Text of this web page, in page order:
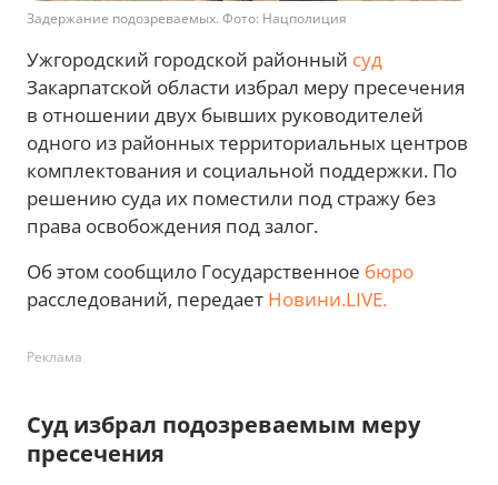
Задержание подозреваемых. Фото: Нацполиция
Ужгородский городской районный суд
Закарпатской области избрал меру пресечения
в отношении двух бывших руководителей
одного из районных территориальных центров
комплектования и социальной поддержки. По
решению суда их поместили под стражу без
права освобождения под залог.
Об этом сообщило Государственное бюро
расследований, передает Новини.LIVE.
Реклама
Суд избрал подозреваемым меру
пресечения